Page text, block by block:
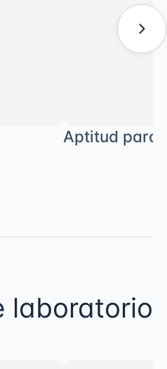
Aptitud para
laboratorio